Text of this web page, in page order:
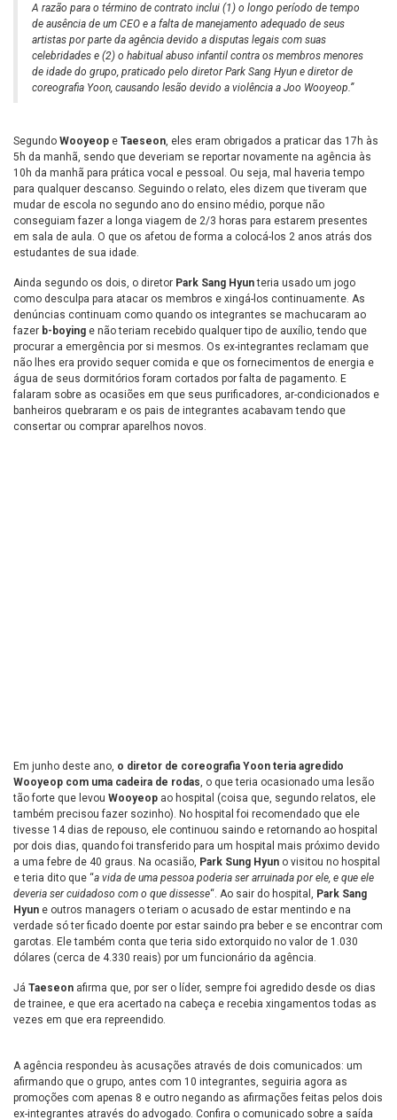
A razão para o término de contrato inclui (1) o longo período de tempo
de ausência de um CEO e a falta de manejamento adequado de seus
artistas por parte da agência devido a disputas legais com suas
celebridades e (2) o habitual abuso infantil contra os membros menores
de idade do grupo, praticado pelo diretor Park Sang Hyun e diretor de
coreografia Yoon, causando lesão devido a violência a Joo Wooyeop.”
Segundo Wooyeop e Taeseon , eles eram obrigados a praticar das 17h às
5h da manhã, sendo que deveriam se reportar novamente na agência às
10h da manhã para prática vocal e pessoal. Ou seja, mal haveria tempo
para qualquer descanso. Seguindo o relato, eles dizem que tiveram que
mudar de escola no segundo ano do ensino médio, porque não
conseguiam fazer a longa viagem de 2/3 horas para estarem presentes
em sala de aula. O que os afetou de forma a colocá-los 2 anos atrás dos
estudantes de sua idade.
Ainda segundo os dois, o diretor Park Sang Hyunteria usado um jogo
como desculpa para atacar os membros e xingá-los continuamente. As
denúncias continuam como quando os integrantes se machucaram ao
fazer b-boying e não teriam recebido qualquer tipo de auxílio, tendo que
procurar a emergência por si mesmos. Os ex-integrantes reclamam que
não lhes era provido sequer comida e que os fornecimentos de energia e
água de seus dormitórios foram cortados por falta de pagamento. E
falaram sobre as ocasiões em que seus purificadores, ar-condicionados e
banheiros quebraram e os pais de integrantes acabavam tendo que
consertar ou comprar aparelhos novos.
Em junho deste ano, o diretor de coreografia Yoon teria agredido
Wooyeop com uma cadeira de rodas , o que teria ocasionado uma lesão
tão forte que levou Wooyeop ao hospital (coisa que, segundo relatos, ele
também precisou fazer sozinho). No hospital foi recomendado que ele
tivesse 14 dias de repouso, ele continuou saindo e retornando ao hospital
por dois dias, quando foi transferido para um hospital mais próximo devido
a uma febre de 40 graus. Na ocasião, Park Sung Hyun o visitou no hospital
e teria dito que “a vida de uma pessoa poderia ser arruinada por ele, e que ele
deveria ser cuidadoso com o que dissesse“. Ao sair do hospital, Park Sang
Hyun e outros managers o teriam o acusado de estar mentindo e na
verdade só ter ficado doente por estar saindo pra beber e se encontrar com
garotas. Ele também conta que teria sido extorquido no valor de 1.030
dólares (cerca de 4.330 reais) por um funcionário da agência.
Já Taeseon afirma que, por ser o líder, sempre foi agredido desde os dias
de trainee, e que era acertado na cabeça e recebia xingamentos todas as
vezes em que era repreendido.
A agência respondeu às acusações através de dois comunicados: um
afirmando que o grupo, antes com 10 integrantes, seguiria agora as
promoções com apenas 8 e outro negando as afirmações feitas pelos dois
ex-integrantes através do advogado. Confira o comunicado sobre a saída